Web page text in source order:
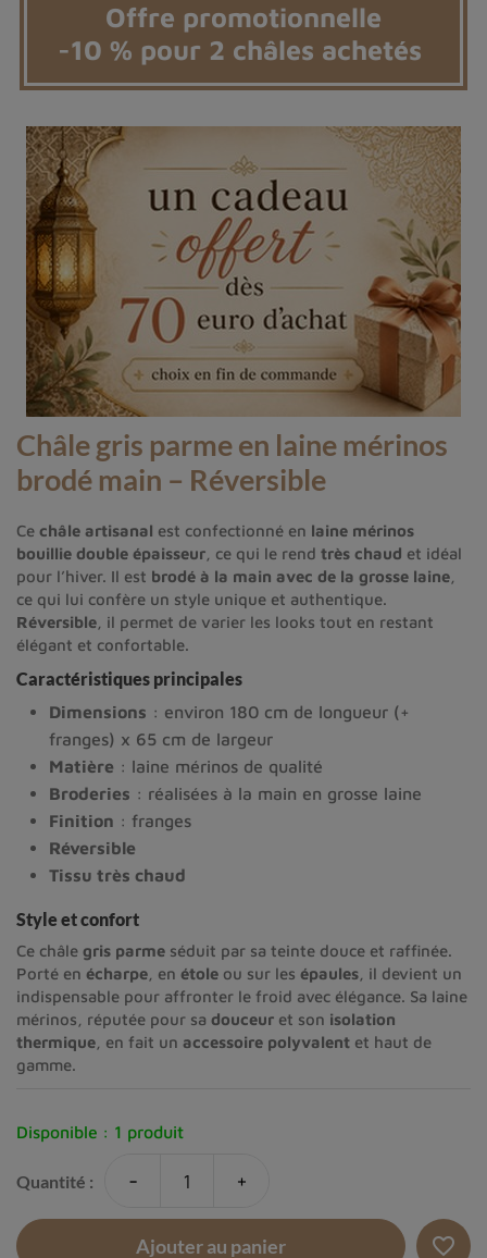
Offre promotionnelle
-10 % pour 2 châles achetés
Châle gris parme en laine mérinos
brodé main – Réversible
Ce châle artisanal est confectionné en laine mérinos
bouillie double épaisseur , ce qui le rend très chaud et idéal
pour l’hiver. Il est brodé à la main avec de la grosse laine
ce qui lui confère un style unique et authentique.
Réversible , il permet de varier les looks tout en restant
élégant et confortable.
Caractéristiques principales
Dimensions : environ 180 cm de longueur (+
franges) x 65 cm de largeur
Matière : laine mérinos de qualité
Broderies : réalisées à la main en grosse laine
Finition : franges
Réversible
Tissu très chaud
Style et confort
Ce châle gris parme séduit par sa teinte douce et raffinée.
Porté en écharpe , en étole ou sur les épaules , il devient un
indispensable pour affronter le froid avec élégance. Sa laine
mérinos, réputée pour sa douceur et son isolation
thermique , en fait un accessoire polyvalent et haut de
gamme.
Disponible : 1 produit
Quantité : - +
Ajouter au panier favorite_border